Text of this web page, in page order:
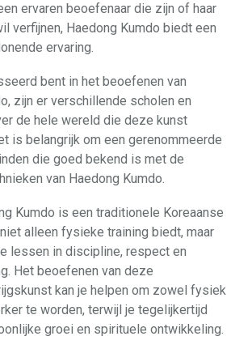
ervaren beoefenaar die zijn of haar
verfijnen, Haedong Kumdo biedt een
ervaring.
bent in het beoefenen van
zijn er verschillende scholen en
de hele wereld die deze kunst
is belangrijk om een gerenommeerde
die goed bekend is met de
van Haedong Kumdo.
Kumdo is een traditionele Koreaanse
alleen fysieke training biedt, maar
lessen in discipline, respect en
Het beoefenen van deze
kan je helpen om zowel fysiek
te worden, terwijl je tegelijkertijd
groei en spirituele ontwikkeling.